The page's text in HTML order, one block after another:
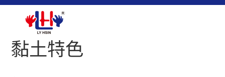
黏土特色